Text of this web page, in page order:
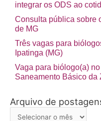
integrar os ODS ao
Consulta pública sobre
de MG
Três vagas para
Ipatinga (MG)
Vaga para biólogo(a)
Saneamento Básico da
Arquivo de
Arquivo